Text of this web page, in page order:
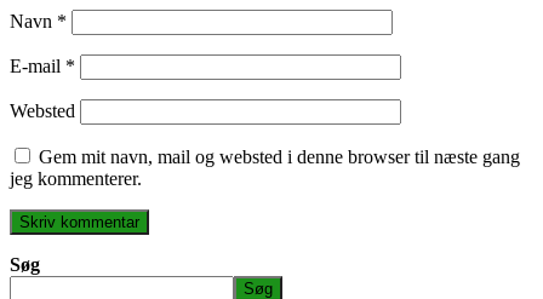
Navn *
E-mail *
Websted
Gem mit navn, mail og websted i denne browser til næste gang
jeg kommenterer.
Søg
Søg